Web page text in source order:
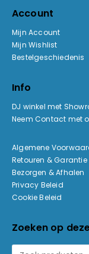
Account
Mijn Account
Mijn Wishlist
Bestelgeschiedenis
Info
DJ winkel met
Neem Contact met
Algemene
Retouren & Garantie
Bezorgen & Afhalen
Privacy Beleid
Cookie Beleid
Zoeken op